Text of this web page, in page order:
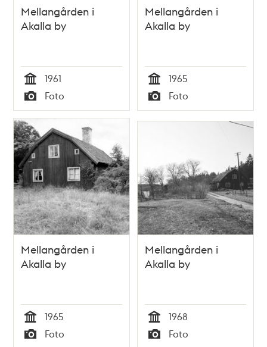
Mellangården i
Akalla by
Tid
1961
Typ
Foto
Mellangården i
Akalla by
Tid
1965
Typ
Foto
Mellangården i
Akalla by
Tid
1965
Foto
Mellangården i
Akalla by
Tid
1968
Foto